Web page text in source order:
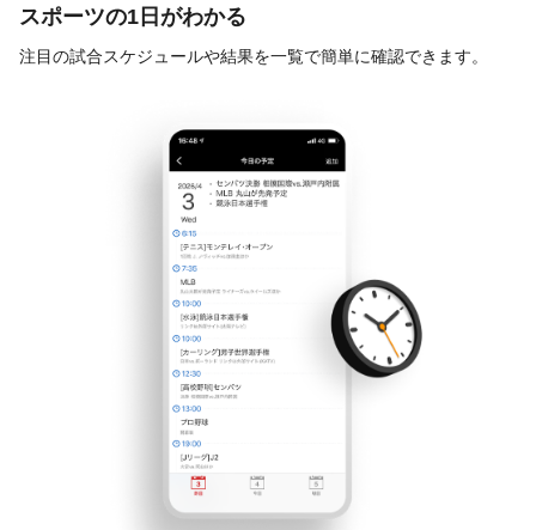
スポーツの1日がわかる
注目の試合スケジュールや結果を一覧で簡単に確認できます。